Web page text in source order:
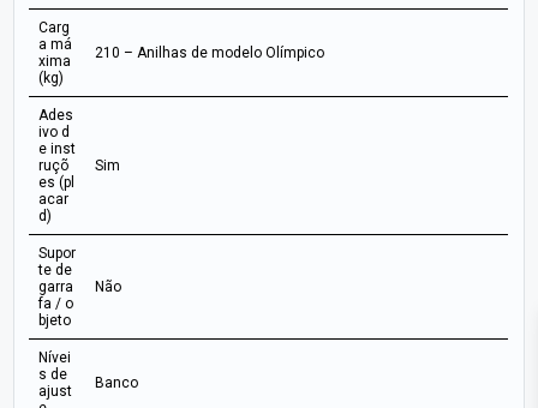
Carg
a má
xima
(kg)
210 – Anilhas de modelo Olímpico
Ades
ivo d
e inst
ruçõ
es (pl
acar
d)
Sim
Supor
te de
garra
fa / o
bjeto
Não
Nívei
s de
ajust
Banco